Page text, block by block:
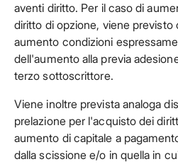
aventi diritto. Per il caso di
diritto di opzione, viene previsto
aumento condizioni
dell'aumento alla previa
terzo sottoscrittore.
Viene inoltre prevista analoga
prelazione per l'acquisto dei
aumento di capitale a
dalla scissione e/o in quella in